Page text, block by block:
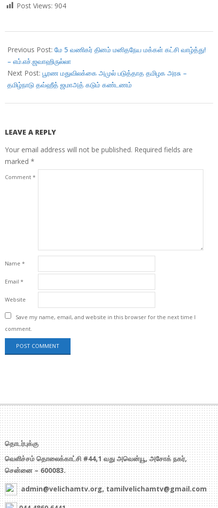
Post Views: 904
05-
05
Previous Post: மே 5 வணிகர் தினம் மனிதநேய மக்கள் கட்சி வாழ்த்து!
– எம்.எச்.ஜவாஹிருல்லா
Next Post: பூரண மதுவிலக்கை அமுல் படுத்தாத தமிழக அரசு –
தமிழ்நாடு தவ்ஹீத் ஜமாஅத் கடும் கண்டணம்
LEAVE A REPLY
Your email address will not be published. Required fields are
marked *
Comment *
Name *
Email *
Website
Save my name, email, and website in this browser for the next time I
comment.
தொடர்புக்கு
வெளிச்சம் தொலைக்காட்சி #44,1 வது அவென்யூ, அசோக் நகர்,
சென்னை – 600083.
admin@velichamtv.org, tamilvelichamtv@gmail.com